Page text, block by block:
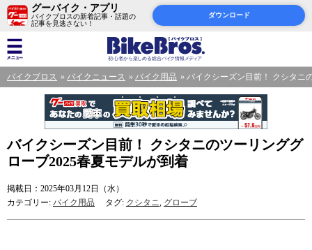
グーバイク・アプリ
バイクブロスの新着記事・話題の
記事を見逃さない！
ダウンロード
バイクブロス バイクニュース バイク用品 バイクシーズン目前！ クシタニ
バイクシーズン目前！ クシタニのツーリンググ
ローブ2025春夏モデルが到着
掲載日：2025年03月12日（水）
カテゴリー: バイク用品 タグ: クシタニ, グローブ